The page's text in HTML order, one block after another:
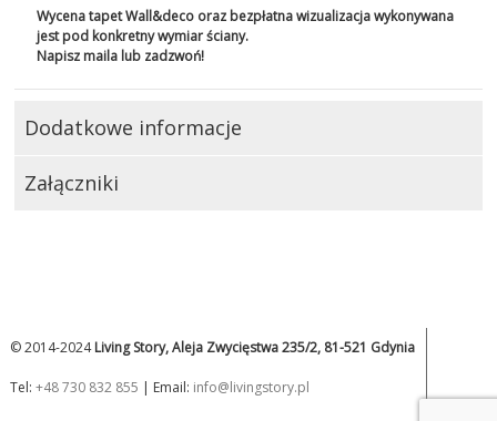
Wycena tapet Wall&deco oraz bezpłatna wizualizacja wykonywana
jest pod konkretny wymiar ściany.
Napisz maila lub zadzwoń!
Dodatkowe informacje
Załączniki
© 2014-2024Living Story, Aleja Zwycięstwa 235/2, 81-521 Gdynia
Tel: +48 730 832 855 | Email: info@livingstory.pl